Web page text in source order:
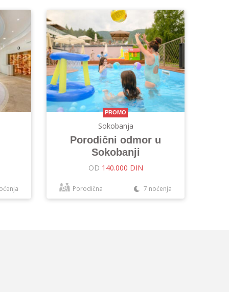
PROMO
Sokobanja
Porodični odmor u
Sokobanji
OD 140.000 DIN
Porodična 7 noćenja